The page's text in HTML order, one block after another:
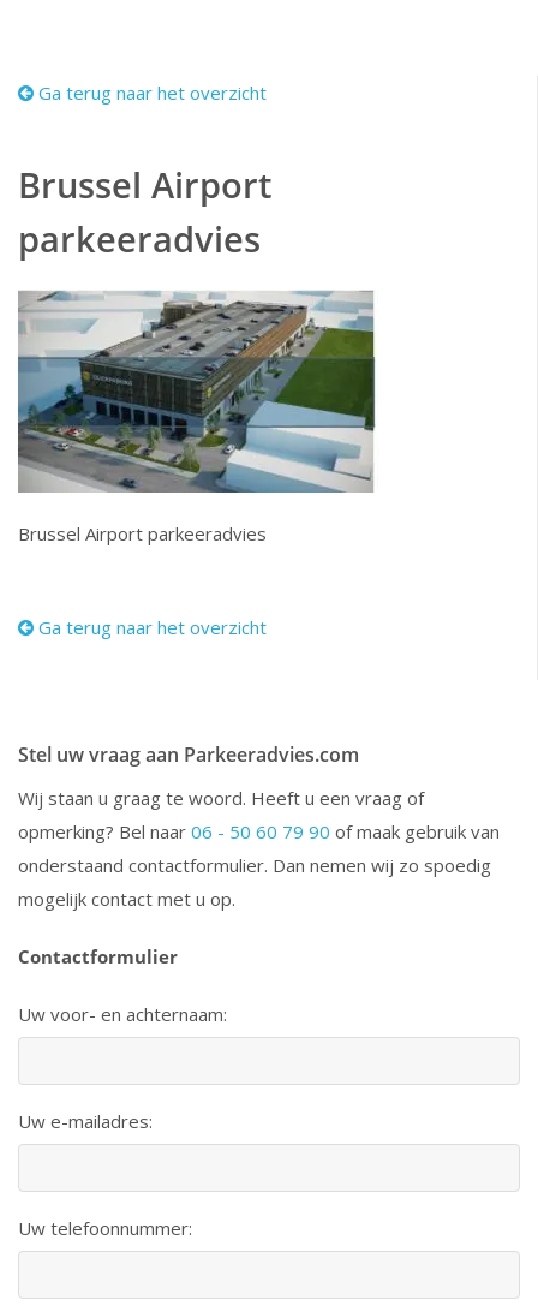
Ga terug naar het overzicht
Brussel Airport
parkeeradvies
Brussel Airport parkeeradvies
Ga terug naar het overzicht
Stel uw vraag aan Parkeeradvies.com
Wij staan u graag te woord. Heeft u een vraag of
opmerking? Bel naar 06 - 50 60 79 90 of maak gebruik van
onderstaand contactformulier. Dan nemen wij zo spoedig
mogelijk contact met u op.
Contactformulier
Uw voor- en achternaam:
Uw e-mailadres:
Uw telefoonnummer: